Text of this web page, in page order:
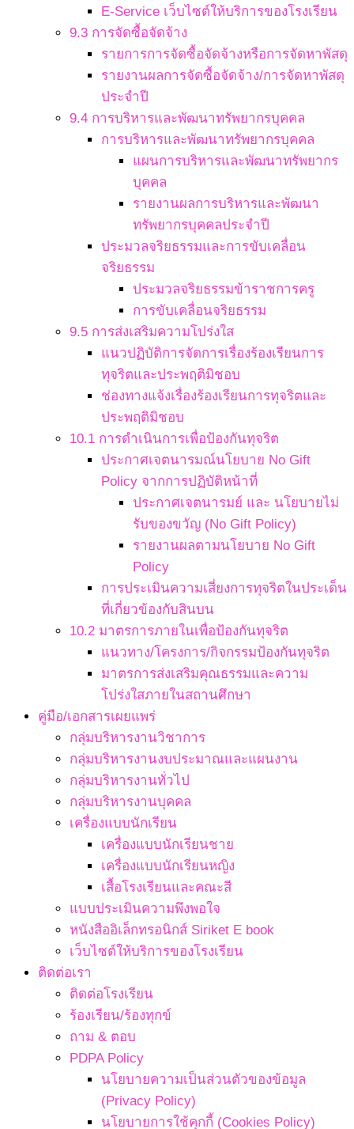
E-Service เว็บไซต์ให้บริการของโรงเรียน
9.3 การจัดซื้อจัดจ้าง
รายการการจัดซื้อจัดจ้างหรือการจัดหาพัสดุ
รายงานผลการจัดซื้อจัดจ้าง/การจัดหาพัสดุ
ประจำปี
9.4 การบริหารและพัฒนาทรัพยากรบุคคล
การบริหารและพัฒนาทรัพยากรบุคคล
แผนการบริหารและพัฒนาทรัพยากร
บุคคล
รายงานผลการบริหารและพัฒนา
ทรัพยากรบุคคลประจำปี
ประมวลจริยธรรมและการขับเคลื่อน
จริยธรรม
ประมวลจริยธรรมข้าราชการครู
การขับเคลื่อนจริยธรรม
9.5 การส่งเสริมความโปร่งใส
แนวปฏิบัติการจัดการเรื่องร้องเรียนการ
ทุจริตและประพฤติมิชอบ
ช่องทางแจ้งเรื่องร้องเรียนการทุจริตและ
ประพฤติมิชอบ
10.1 การดำเนินการเพื่อป้องกันทุจริต
ประกาศเจตนารมณ์นโยบาย No Gift
Policy จากการปฏิบัติหน้าที่
ประกาศเจตนารมย์ และ นโยบายไม่
รับของขวัญ (No Gift Policy)
รายงานผลตามนโยบาย No Gift
Policy
การประเมินความเสี่ยงการทุจริตในประเด็น
ที่เกี่ยวข้องกับสินบน
10.2 มาตรการภายในเพื่อป้องกันทุจริต
แนวทาง/โครงการ/กิจกรรมป้องกันทุจริต
มาตรการส่งเสริมคุณธรรมและความ
โปร่งใสภายในสถานศึกษา
คู่มือ/เอกสารเผยแพร่
กลุ่มบริหารงานวิชาการ
กลุ่มบริหารงานงบประมาณและแผนงาน
กลุ่มบริหารงานทั่วไป
กลุ่มบริหารงานบุคคล
เครื่องแบบนักเรียน
เครื่องแบบนักเรียนชาย
เครื่องแบบนักเรียนหญิง
เสื้อโรงเรียนและคณะสี
แบบประเมินความพึงพอใจ
หนังสืออิเล็กทรอนิกส์ Siriket E book
เว็บไซต์ให้บริการของโรงเรียน
ติดต่อเรา
ติดต่อโรงเรียน
ร้องเรียน/ร้องทุกข์
ถาม & ตอบ
PDPA Policy
นโยบายความเป็นส่วนตัวของข้อมูล
(Privacy Policy)
นโยบายการใช้คุกกี้ (Cookies Policy)